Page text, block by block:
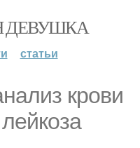
ДЕВУШКА
статьи
крови